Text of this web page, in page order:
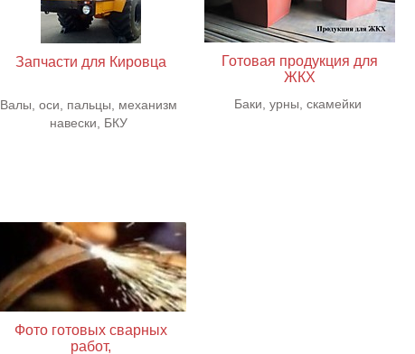
Запчасти для Кировца
Валы, оси, пальцы, механизм
навески, БКУ
Готовая продукция для
ЖКХ
Баки, урны, скамейки
Фото готовых сварных
работ,